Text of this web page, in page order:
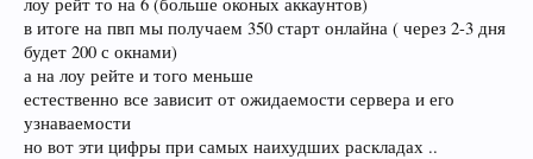
в итоге на пвп мы получаем 350 старт онлайна ( через 2-3 дня
будет 200 с окнами)
а на лоу рейте и того меньше
естественно все зависит от ожидаемости сервера и его
узнаваемости
но вот эти цифры при самых наихудших раскладах ..